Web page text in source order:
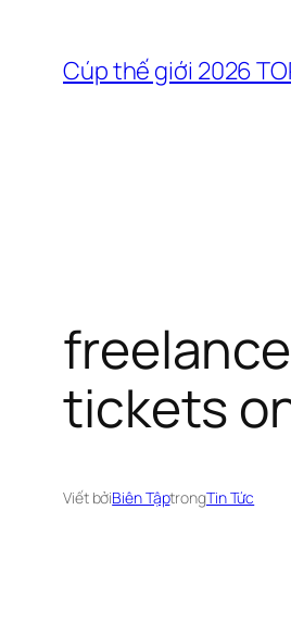
Cúp thế giới 2026
tickets
Viết bởiBiên TậptrongTin Tức